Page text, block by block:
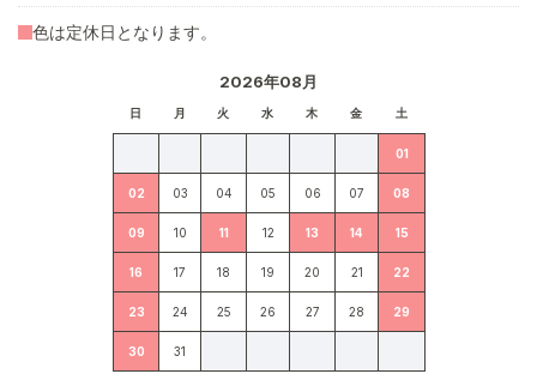
2026年08月
日 月 火 水 木 金 土
01
02 03 04 05 06 07 08
09 10 11 12 13 14 15
16 17 18 19 20 21 22
23 24 25 26 27 28 29
30 31
色は定休日となります。